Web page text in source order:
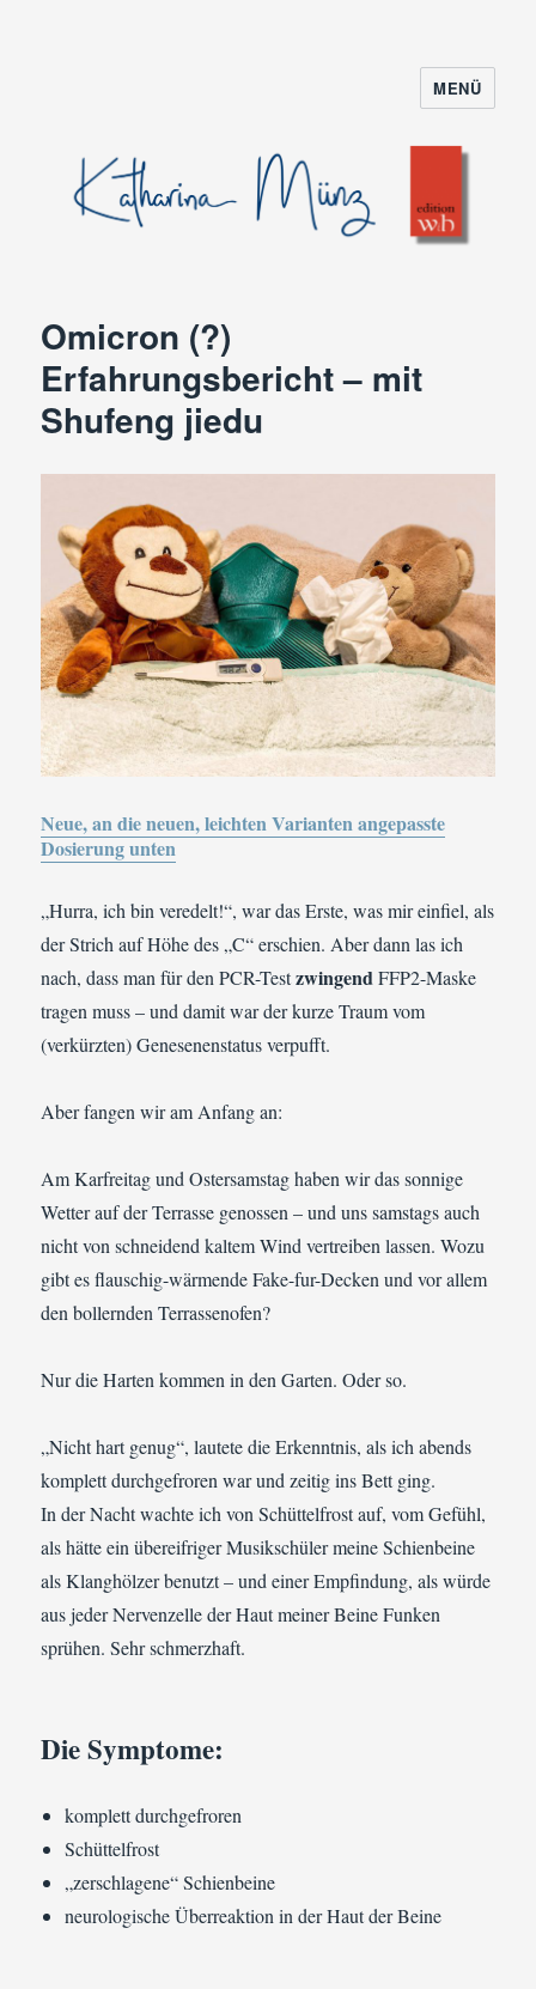
MENÜ
Omicron (?)
Erfahrungsbericht – mit
Shufeng jiedu
Neue, an die neuen, leichten Varianten angepasste
Dosierung unten
„Hurra, ich bin veredelt!“, war das Erste, was mir einfiel, als
der Strich auf Höhe des „C“ erschien. Aber dann las ich
nach, dass man für den PCR-TestzwingendFFP2-Maske
tragen muss – und damit war der kurze Traum vom
(verkürzten) Genesenenstatus verpufft.
Aber fangen wir am Anfang an:
Am Karfreitag und Ostersamstag haben wir das sonnige
Wetter auf der Terrasse genossen – und uns samstags auch
nicht von schneidend kaltem Wind vertreiben lassen. Wozu
gibt es flauschig-wärmende Fake-fur-Decken und vor allem
den bollernden Terrassenofen?
Nur die Harten kommen in den Garten. Oder so.
„Nicht hart genug“, lautete die Erkenntnis, als ich abends
komplett durchgefroren war und zeitig ins Bett ging.
In der Nacht wachte ich von Schüttelfrost auf, vom Gefühl,
als hätte ein übereifriger Musikschüler meine Schienbeine
als Klanghölzer benutzt – und einer Empfindung, als würde
aus jeder Nervenzelle der Haut meiner Beine Funken
sprühen. Sehr schmerzhaft.
Die Symptome:
komplett durchgefroren
Schüttelfrost
„zerschlagene“ Schienbeine
neurologische Überreaktion in der Haut der Beine